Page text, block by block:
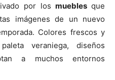
por losmueblesque
imágenes de un nuevo
Colores frescos y
veraniega, diseños
a muchos entornos